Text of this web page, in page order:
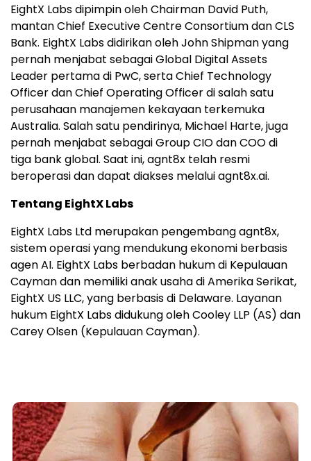
EightX Labs dipimpin oleh Chairman David Puth,
mantan Chief Executive Centre Consortium dan CLS
Bank. EightX Labs didirikan oleh John Shipman yang
pernah menjabat sebagai Global Digital Assets
Leader pertama di PwC, serta Chief Technology
Officer dan Chief Operating Officer di salah satu
perusahaan manajemen kekayaan terkemuka
Australia. Salah satu pendirinya, Michael Harte, juga
pernah menjabat sebagai Group CIO dan COO di
tiga bank global. Saat ini, agnt8x telah resmi
beroperasi dan dapat diakses melalui agnt8x.ai.
Tentang EightX Labs
EightX Labs Ltd merupakan pengembang agnt8x,
sistem operasi yang mendukung ekonomi berbasis
agen AI. EightX Labs berbadan hukum di Kepulauan
Cayman dan memiliki anak usaha di Amerika Serikat,
EightX US LLC, yang berbasis di Delaware. Layanan
hukum EightX Labs didukung oleh Cooley LLP (AS) dan
Carey Olsen (Kepulauan Cayman).